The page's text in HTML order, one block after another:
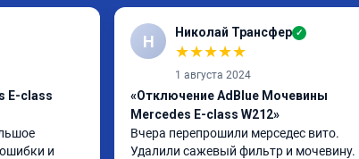
E-class
и
Н Николай Трансфер ✓
★★★★★
1 августа 2024
«Отключение AdBlue Мочевины
Mercedes E-class W212»
Вчера перепрошили мерседес вито.
Удалили сажевый фильтр и мочевину.